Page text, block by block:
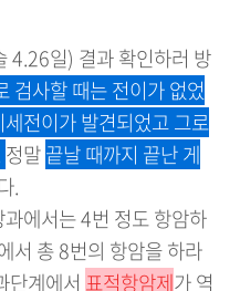
4.26일) 결과 확인하러 방
검사할 때는 전이가 없었
전이가 발견되었고 그로
정말끝날 때까지 끝난 게
.
에서는 4번 정도 항암하
서 총 8번의 항암을 하라
단계에서 표적항암제가 역